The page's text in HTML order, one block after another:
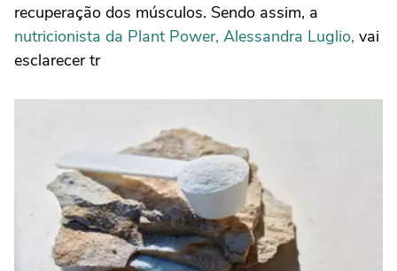
recuperação dos músculos. Sendo assim, a
nutricionista da Plant Power, Alessandra Luglio, vai
esclarecer tr